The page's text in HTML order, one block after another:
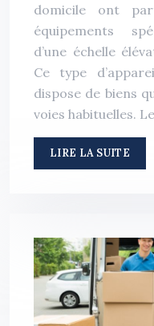
domicile ont
équipements
d’une échelle
Ce type
dispose de biens
voies habituelles.
LIRE LA SUITE